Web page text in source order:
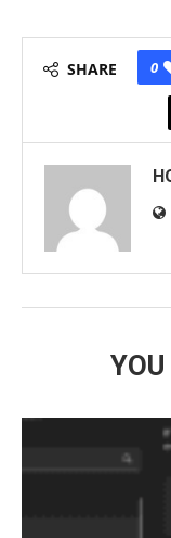
SHARE 0